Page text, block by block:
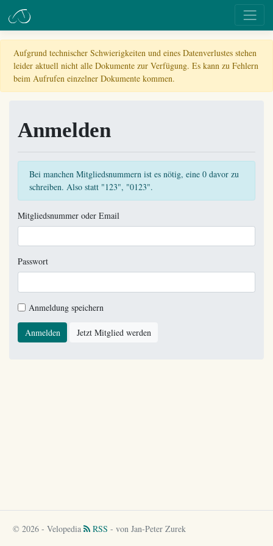
Aufgrund technischer Schwierigkeiten und eines Datenverlustes stehen
leider aktuell nicht alle Dokumente zur Verfügung. Es kann zu Fehlern
beim Aufrufen einzelner Dokumente kommen.
Anmelden
Bei manchen Mitgliedsnummern ist es nötig, eine 0 davor zu
schreiben. Also statt "123", "0123".
Mitgliedsnummer oder Email
Passwort
Anmeldung speichern
Anmelden Jetzt Mitglied werden
© 2026 - Velopedia RSS - von Jan-Peter Zurek